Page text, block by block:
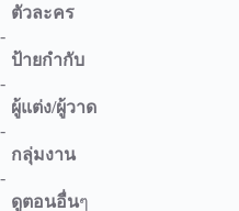
ตัวละคร
-
ป้ายกำกับ
-
ผู้แต่ง/ผู้วาด
-
กลุ่มงาน
-
ดูตอนอื่นๆ